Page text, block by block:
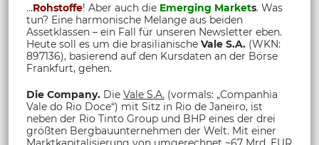
…Rohstoffe! Aber auch die Emerging Markets. Was
tun? Eine harmonische Melange aus beiden
Assetklassen – ein Fall für unseren Newsletter eben.
Heute soll es um die brasilianische Vale S.A. (WKN:
897136), basierend auf den Kursdaten an der Börse
Frankfurt, gehen.
Die Company. Die Vale S.A. (vormals: „Companhia
Vale do Rio Doce“) mit Sitz in Rio de Janeiro, ist
neben der Rio Tinto Group und BHP eines der drei
größten Bergbauunternehmen der Welt. Mit einer